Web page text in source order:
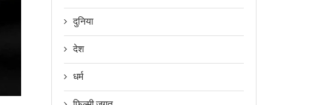
दुनिया
देश
धर्म